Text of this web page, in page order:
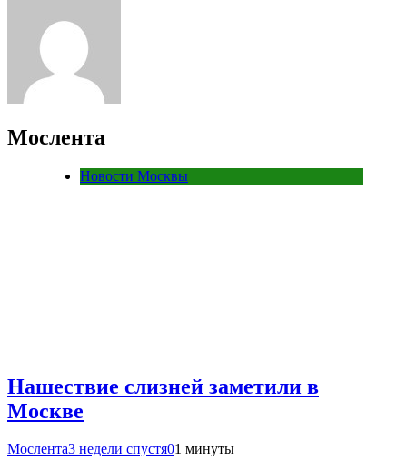
Мослента
Новости Москвы
Нашествие слизней заметили в
Москве
Мослента3 недели спустя01 минуты